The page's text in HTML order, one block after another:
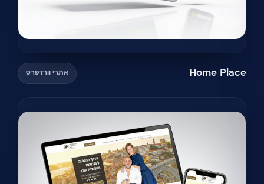
Home Place אתרי וורדפרס